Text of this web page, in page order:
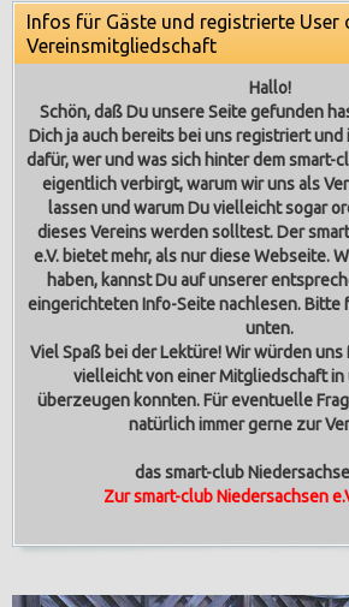
Infos für Gäste und registrierte User
Vereinsmitgliedschaft
Hallo!
Schön, daß Du unsere Seite gefunden
Dich ja auch bereits bei uns registriert
dafür, wer und was sich hinter dem smart-
eigentlich verbirgt, warum wir uns als
lassen und warum Du vielleicht sogar
dieses Vereins werden solltest. Der
e.V. bietet mehr, als nur diese Webseite.
haben, kannst Du auf unserer
eingerichteten Info-Seite nachlesen. Bitte
unten.
Viel Spaß bei der Lektüre! Wir würden
vielleicht von einer Mitgliedschaft in
überzeugen konnten. Für eventuelle
natürlich immer gerne zur
das smart-club
Zur smart-club Niedersachsen